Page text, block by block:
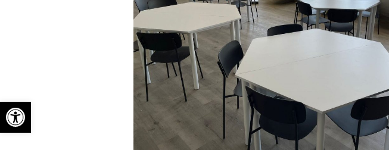
פתח